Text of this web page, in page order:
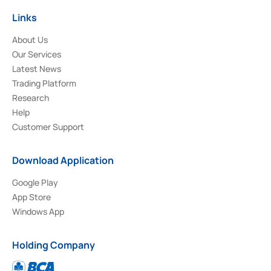
Links
About Us
Our Services
Latest News
Trading Platform
Research
Help
Customer Support
Download Application
Google Play
App Store
Windows App
Holding Company